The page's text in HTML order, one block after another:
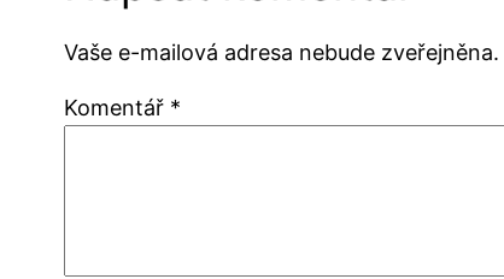
Vaše e-mailová adresa nebude zveřejněna.
Komentář *